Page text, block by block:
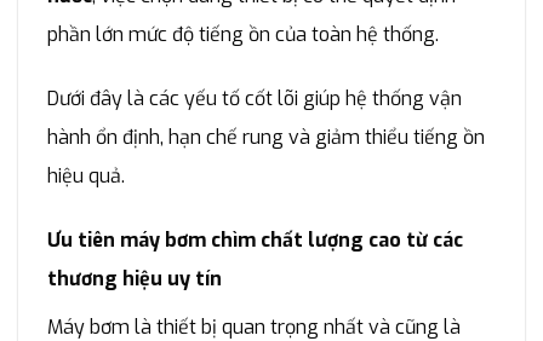
phần lớn mức độ tiếng ồn của toàn hệ thống.
Dưới đây là các yếu tố cốt lõi giúp hệ thống vận
hành ổn định, hạn chế rung và giảm thiểu tiếng ồn
hiệu quả.
Ưu tiên máy bơm chìm chất lượng cao từ các
thương hiệu uy tín
Máy bơm là thiết bị quan trọng nhất và cũng là